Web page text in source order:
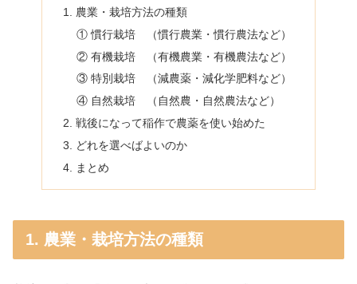
1. 農業・栽培方法の種類
① 慣行栽培 （慣行農業・慣行農法など）
② 有機栽培 （有機農業・有機農法など）
③ 特別栽培 （減農薬・減化学肥料など）
④ 自然栽培 （自然農・自然農法など）
2. 戦後になって稲作で農薬を使い始めた
3. どれを選べばよいのか
4. まとめ
1. 農業・栽培方法の種類